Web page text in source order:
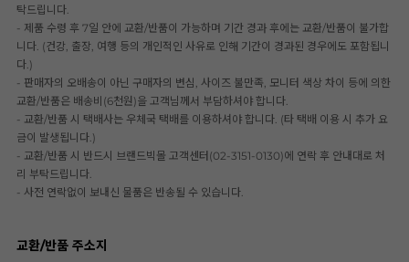
탁드립니다.
- 제품 수령 후 7일 안에 교환/반품이 가능하며 기간 경과 후에는 교환/반품이 불가합
니다. (건강, 출장, 여행 등의 개인적인 사유로 인해 기간이 경과된 경우에도 포함됩니
다.)
- 판매자의 오배송이 아닌 구매자의 변심, 사이즈 불만족, 모니터 색상 차이 등에 의한
교환/반품은 배송비(6천원)을 고객님께서 부담하셔야 합니다.
- 교환/반품 시 택배사는 우체국 택배를 이용하셔야 합니다. (타 택배 이용 시 추가 요
금이 발생됩니다.)
- 교환/반품 시 반드시 브랜드빅몰 고객센터(02-3151-0130)에 연락 후 안내대로 처
리 부탁드립니다.
- 사전 연락없이 보내신 물품은 반송될 수 있습니다.
교환/반품 주소지